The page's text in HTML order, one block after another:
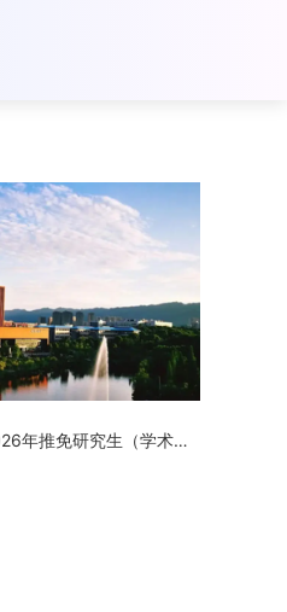
重庆大学公共管理学院2026年推免研究生（学术型硕士）复试实施细则